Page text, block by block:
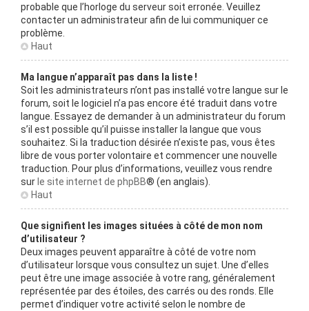
probable que l’horloge du serveur soit erronée. Veuillez
contacter un administrateur afin de lui communiquer ce
problème.
Haut
Ma langue n’apparaît pas dans la liste !
Soit les administrateurs n’ont pas installé votre langue sur le
forum, soit le logiciel n’a pas encore été traduit dans votre
langue. Essayez de demander à un administrateur du forum
s’il est possible qu’il puisse installer la langue que vous
souhaitez. Si la traduction désirée n’existe pas, vous êtes
libre de vous porter volontaire et commencer une nouvelle
traduction. Pour plus d’informations, veuillez vous rendre
sur le site internet de phpBB® (en anglais).
Haut
Que signifient les images situées à côté de mon nom
d’utilisateur ?
Deux images peuvent apparaître à côté de votre nom
d’utilisateur lorsque vous consultez un sujet. Une d’elles
peut être une image associée à votre rang, généralement
représentée par des étoiles, des carrés ou des ronds. Elle
permet d’indiquer votre activité selon le nombre de